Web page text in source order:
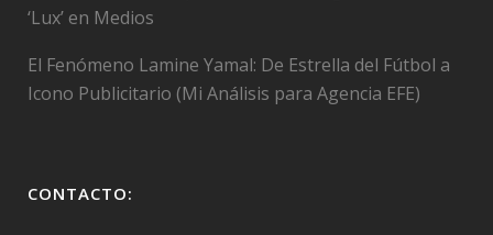
‘Lux’ en Medios
El Fenómeno Lamine Yamal: De Estrella del Fútbol a
Icono Publicitario (Mi Análisis para Agencia EFE)
CONTACTO: